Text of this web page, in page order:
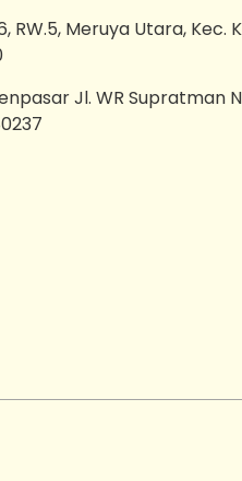
RW.5, Meruya Utara,
Jl. WR Supratman